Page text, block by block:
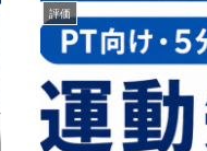
評価